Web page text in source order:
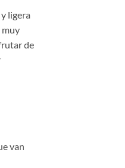
ligera
muy
de
van